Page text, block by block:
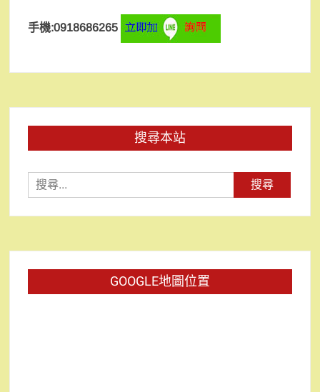
手機:0918686265
搜尋本站
尋
關
GOOGLE地圖位置